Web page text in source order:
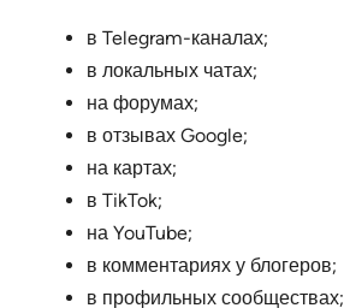
в Telegram-каналах;
в локальных чатах;
на форумах;
в отзывах Google;
на картах;
в TikTok;
на YouTube;
в комментариях у блогеров;
в профильных сообществах;